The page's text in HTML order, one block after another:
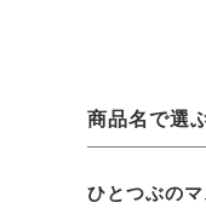
商品名で選
ひとつぶの